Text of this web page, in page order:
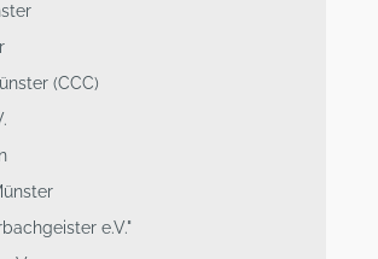
(CCC)
e.V."